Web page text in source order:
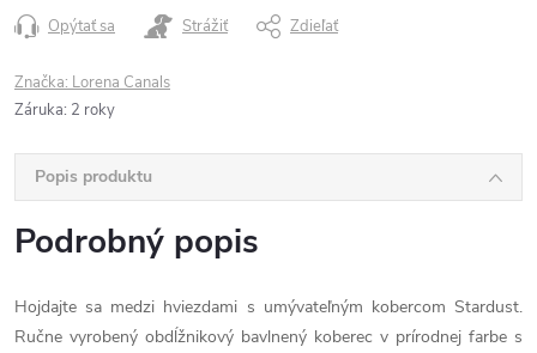
Opýtať sa Strážiť Zdieľať
Značka: Lorena Canals
Záruka: 2 roky
Popis produktu
Podrobný popis
Hojdajte sa medzi hviezdami s umývateľným kobercom Stardust.
Ručne vyrobený obdĺžnikový bavlnený koberec v prírodnej farbe s